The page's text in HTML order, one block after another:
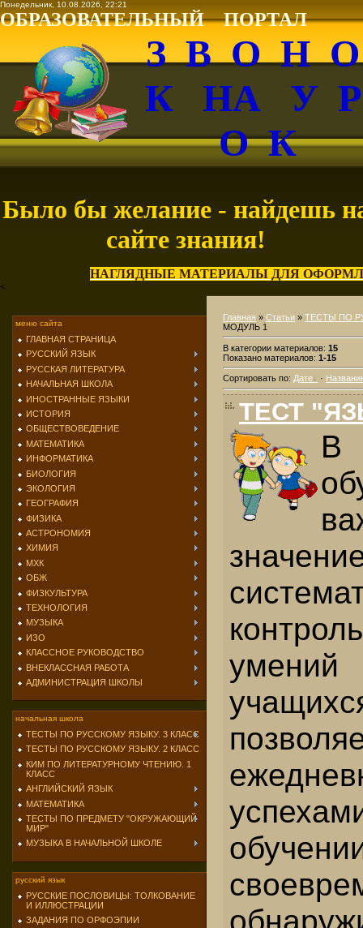
Понедельник, 10.08.2026, 22:21
ОБРАЗОВАТЕЛЬНЫЙ ПОРТАЛ
З В О Н
К НА У
О К
Было бы желание - найдешь
сайте знания!
НАГЛЯДНЫЕ МАТЕРИАЛЫ ДЛЯ
<
меню сайта
ГЛАВНАЯ СТРАНИЦА
РУССКИЙ ЯЗЫК
РУССКАЯ ЛИТЕРАТУРА
НАЧАЛЬНАЯ ШКОЛА
ИНОСТРАННЫЕ ЯЗЫКИ
ИСТОРИЯ
ОБЩЕСТВОВЕДЕНИЕ
МАТЕМАТИКА
ИНФОРМАТИКА
БИОЛОГИЯ
ЭКОЛОГИЯ
ГЕОГРАФИЯ
ФИЗИКА
АСТРОНОМИЯ
ХИМИЯ
МХК
ОБЖ
ФИЗКУЛЬТУРА
ТЕХНОЛОГИЯ
МУЗЫКА
ИЗО
КЛАССНОЕ РУКОВОДСТВО
ВНЕКЛАССНАЯ РАБОТА
АДМИНИСТРАЦИЯ ШКОЛЫ
начальная школа
ТЕСТЫ ПО РУССКОМУ ЯЗЫКУ. 3 КЛАСС
ТЕСТЫ ПО РУССКОМУ ЯЗЫКУ. 2 КЛАСС
КИМ ПО ЛИТЕРАТУРНОМУ ЧТЕНИЮ. 1
КЛАСС
АНГЛИЙСКИЙ ЯЗЫК
МАТЕМАТИКА
ТЕСТЫ ПО ПРЕДМЕТУ "ОКРУЖАЮЩИЙ
МИР"
МУЗЫКА В НАЧАЛЬНОЙ ШКОЛЕ
русский язык
РУССКИЕ ПОСЛОВИЦЫ: ТОЛКОВАНИЕ
И ИЛЛЮСТРАЦИИ
ЗАДАНИЯ ПО ОРФОЭПИИ
Главная » Статьи » ТЕСТЫ ПО
МОДУЛЬ 1
В категории материалов: 15
Показано материалов: 1-15
Сортировать по: Дате ·
ТЕСТ
В